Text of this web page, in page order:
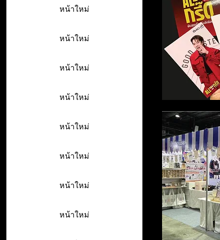
หน้าใหม่
หน้าใหม่
หน้าใหม่
หน้าใหม่
หน้าใหม่
หน้าใหม่
หน้าใหม่
หน้าใหม่